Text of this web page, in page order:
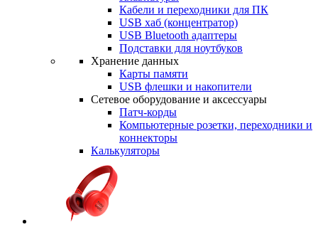
Кабели и переходники для ПК
USB хаб (концентратор)
USB Bluetooth адаптеры
Подставки для ноутбуков
Хранение данных
Карты памяти
USB флешки и накопители
Сетевое оборудование и аксессуары
Патч-корды
Компьютерные розетки, переходники и
коннекторы
Калькуляторы